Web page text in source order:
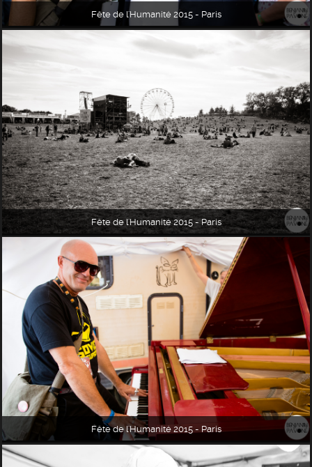
Fête de l'Humanité 2015 - Paris
Fête de l'Humanité 2015 - Paris
Fête de l'Humanité 2015 - Paris